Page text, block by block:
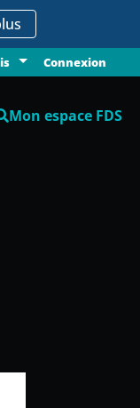
Connexion
Mon espace FDS